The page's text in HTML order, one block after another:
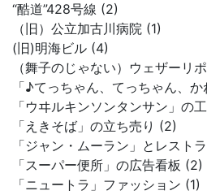
“酷道”428号線 (2)
（旧）公立加古川病院 (1)
(旧)明海ビル (4)
（舞子のじゃない）ウェザーリ
「♪てっちゃん、てっちゃん、
「ウヰルキンソンタンサン」の
「えきそば」の立ち売り (2)
「ジャン・ムーラン」とレスト
「スーパー便所」の広告看板 (2)
「ニュートラ」ファッション (1)